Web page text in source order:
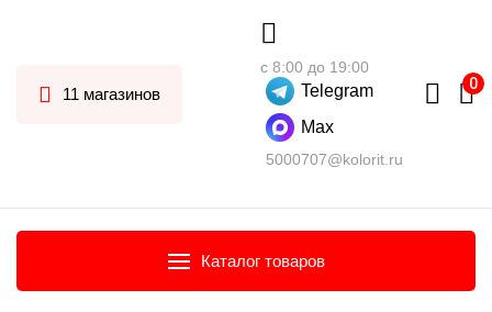
11 магазинов
с 8:00 до 19:00
Telegram
Max
5000707@kolorit.ru
Каталог товаров